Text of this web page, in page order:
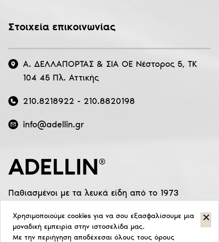
Παθιασμένοι με τα λευκά είδη από το 1973
Στοιχεία επικοινωνίας
Α. ΔΕΛΛΑΠΟΡΤΑΣ & ΣΙΑ ΟΕ Νέστορος 5, ΤΚ
104 45 Πλ. Αττικής
210.8218922 - 210.8820198
info@adellin.gr
Χρησιμοποιούμε cookies για να σου εξασφαλίσουμε μια
μοναδική εμπειρία στην ιστοσελίδα μας.
Με την περιήγηση αποδέχεσαι όλους τους όρους